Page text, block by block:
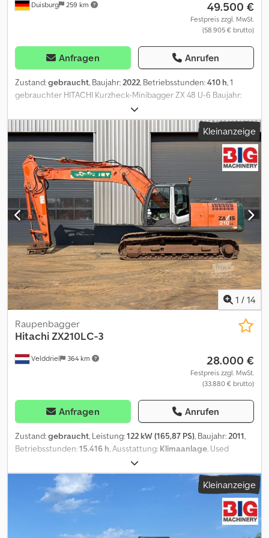
Duisburg 259 km 49.500 €
Festpreis zzgl. MwSt.
(58.905 € brutto)
Anfragen Anrufen
Zustand:gebraucht, Baujahr:2022, Betriebsstunden:410 h, 1
gebrauchter HITACHI Kurzheck-Minibagger ZX 48 U-6 Baujahr:
2022 410 Betriebsstunden - Yanmar-Niederemissionsmotor
4TNV88C mit Stufe V (TIER 5) konformen Motor, wassergekühlter
4-Takt 4-Zylinder Motor mit Comon-Rail-Direkteinspritzung
gekühlte AGR, DOC und DPF - Leistung 27,1 kW / 36,9 PS (ISO
9249), max. Drehmoment 135,8 Nm, Crjdpfx Afszqr Tuj Hsf -
Komfort-Sicherheits-Kabine mit ROPS/OPG Schutz - Planierschild
- Monoblock-Schwenkausleger (links 690 mm / rechts 850 mm) -
Verrohrung für Hammer-/Scherenhydraulik (A) bis Stielende -
Verrohrung für Dreh-/Schwenkhydraulik (C ) bis Stiel Stielende, B-
Verrohrung kpl. - Auslegerzylinder mit Rohrbruchventil und
Überlastwarneinrichtung - Stielzylinder mit Rohrbruchventil - 400
mm Gummiketten - 1.690 mm langer Stiel - SWE ?System
Lehnhoff? KMS03 ? mechanisch - Lasthaken für ?System
Lehnhoff?
Kleinanzeige
1 / 14
Velddriel 364 km
Raupenbagger
HitachiZX210LC-3
28.000 €
Festpreis zzgl. MwSt.
(33.880 € brutto)
Anfragen Anrufen
Zustand:gebraucht, Leistung:122 kW (165,87 PS), Baujahr:2011,
Betriebsstunden:15.416 h, Ausstattung: Klimaanlage, Used
Hitachi ZX210LC-3 Excavator – 2011 – For Sale at BIG Machinery
This Hitachi ZX210LC-3 excavator is now available for sale at BIG
Machinery in the Netherlands. Built in the Netherlands in 2011, this
excavator has 15,416 operating hours and is CE certified. It is
equipped with an Isuzu engine, quick coupler, 700 mm track
shoes, and air conditioning for reliable performance on a wide
Kleinanzeige